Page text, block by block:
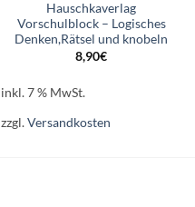
Hauschkaverlag
Vorschulblock – Logisches
Denken,Rätsel und knobeln
8,90€
inkl. 7 % MwSt.
zzgl.Versandkosten